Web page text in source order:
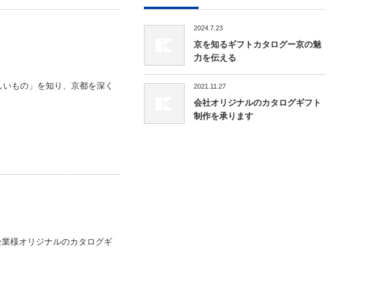
もの」を知り、京都を深く
様オリジナルのカタログギ
2024.7.23
京を知るギフトカタログー京の魅
力を伝える
2021.11.27
会社オリジナルのカタログギフト
制作を承ります